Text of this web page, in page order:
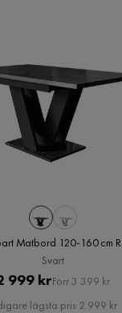
Matbord 120-160 cm
Svart
Pris
999 krOriginal
Pris
Förr 3 399 kr
lägsta pris 2 999 kr